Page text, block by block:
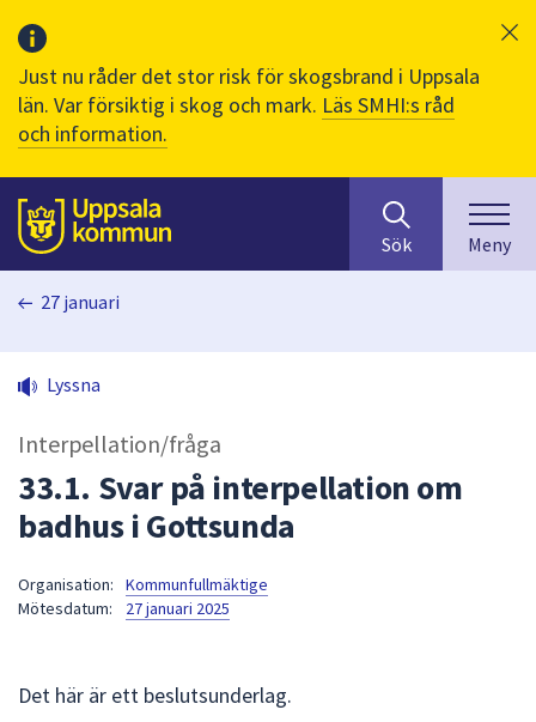
Just nu råder det stor risk för skogsbrand i Uppsala
län. Var försiktig i skog och mark. Läs SMHI:s råd
och information.
Till sidans
huvudinnehåll
efter
innehåll
på
sökfältet
kommer
Sök Meny
27 januari
Lyssna
Interpellation/fråga
33.1. Svar på interpellation om
badhus i Gottsunda
Organisation:
Kommunfullmäktige
Mötesdatum:
27 januari 2025
Det här är ett beslutsunderlag.